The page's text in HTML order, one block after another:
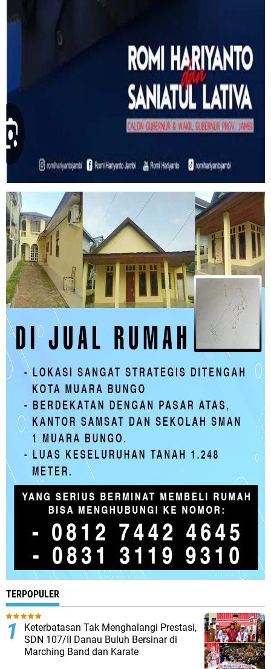
TERPOPULER
Keterbatasan Tak Menghalangi Prestasi,
SDN 107/II Danau Buluh Bersinar di
Marching Band dan Karate